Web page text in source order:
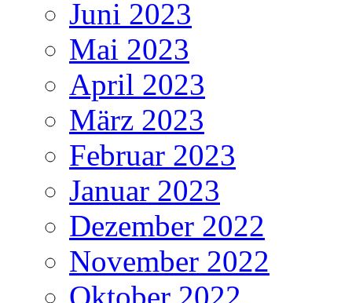
Juni 2023
Mai 2023
April 2023
März 2023
Februar 2023
Januar 2023
Dezember 2022
November 2022